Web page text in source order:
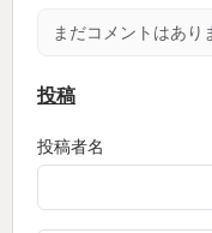
まだコメントはあり
投稿
投稿者名